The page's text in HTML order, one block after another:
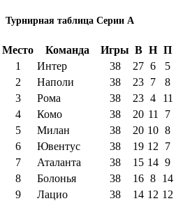
Турнирная таблица Серии А
Место Команда Игры В Н П
1
Интер 38 27 6 5
2
Наполи 38 23 7 8
3
Рома 38 23 4 11
4
Комо 38 20 11 7
5
Милан 38 20 10 8
6
Ювентус 38 19 12 7
7
Аталанта 38 15 14 9
8
Болонья 38 16 8 14
9
Лацио 38 14 12 12